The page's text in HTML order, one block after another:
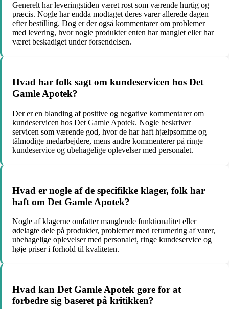
Generelt har leveringstiden været rost som værende hurtig og
præcis. Nogle har endda modtaget deres varer allerede dagen
efter bestilling. Dog er der også kommentarer om problemer
med levering, hvor nogle produkter enten har manglet eller har
været beskadiget under forsendelsen.
Hvad har folk sagt om kundeservicen hos Det
Gamle Apotek?
Der er en blanding af positive og negative kommentarer om
kundeservicen hos Det Gamle Apotek. Nogle beskriver
servicen som værende god, hvor de har haft hjælpsomme og
tålmodige medarbejdere, mens andre kommenterer på ringe
kundeservice og ubehagelige oplevelser med personalet.
Hvad er nogle af de specifikke klager, folk har
haft om Det Gamle Apotek?
Nogle af klagerne omfatter manglende funktionalitet eller
ødelagte dele på produkter, problemer med returnering af varer,
ubehagelige oplevelser med personalet, ringe kundeservice og
høje priser i forhold til kvaliteten.
Hvad kan Det Gamle Apotek gøre for at
forbedre sig baseret på kritikken?